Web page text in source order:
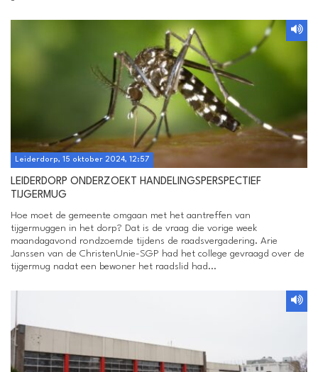
Leiderdorp, 15 oktober 2024, 12:57
LEIDERDORP ONDERZOEKT HANDELINGSPERSPECTIEF
TIJGERMUG
Hoe moet de gemeente omgaan met het aantreffen van
tijgermuggen in het dorp? Dat is de vraag die vorige week
maandagavond rondzoemde tijdens de raadsvergadering. Arie
Janssen van de ChristenUnie-SGP had het college gevraagd over de
tijgermug nadat een bewoner het raadslid had...